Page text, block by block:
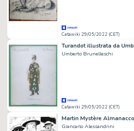
Catawiki 29/05/2022 (CET)
Umberto Brunelleschi
Catawiki 29/05/2022 (CET)
Giancarlo Alessandrini